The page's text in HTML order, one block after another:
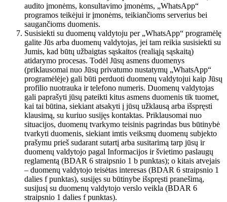
audito įmonėms, konsultavimo įmonėms, „WhatsApp“
programos teikėjui ir įmonėms, teikiančioms serverius bei
saugančioms duomenis.
Susisiekti su duomenų valdytoju per „WhatsApp“ programėlę
galite Jūs arba duomenų valdytojas, jei tam reikia susisiekti su
Jumis, kad būtų užbaigtas sąskaitos (realiąją sąskaitą)
atidarymo procesas. Todėl Jūsų asmens duomenys
(priklausomai nuo Jūsų privatumo nustatymų „WhatsApp“
programėlėje) gali būti perduoti duomenų valdytojui kaip Jūsų
profilio nuotrauka ir telefono numeris. Duomenų valdytojas
gali paprašyti jūsų pateikti kitus asmens duomenis tik tuomet,
kai tai būtina, siekiant atsakyti į jūsų užklausą arba išspręsti
klausimą, su kuriuo susijęs kontaktas. Priklausomai nuo
situacijos, duomenų tvarkymo teisinis pagrindas bus būtinybė
tvarkyti duomenis, siekiant imtis veiksmų duomenų subjekto
prašymu prieš sudarant sutartį arba susitarimą tarp jūsų ir
duomenų valdytojo pagal Informacijos ir švietimo paslaugų
reglamentą (BDAR 6 straipsnio 1 b punktas); o kitais atvejais
– duomenų valdytojo teisėtas interesas (BDAR 6 straipsnio 1
dalies f punktas), susijęs su būtinybe išspręsti pranešimą,
susijusį su duomenų valdytojo verslo veikla (BDAR 6
straipsnio 1 dalies f punktas).